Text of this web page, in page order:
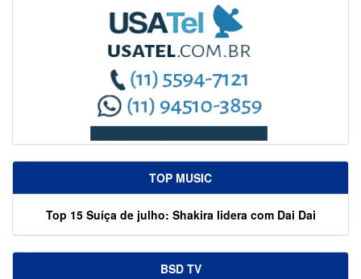
TOP MUSIC
Top 15 Suíça de julho: Shakira lidera com Dai Dai
BSD TV